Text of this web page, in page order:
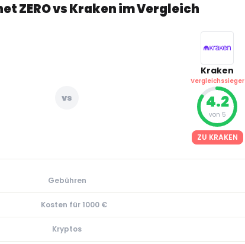
ZERO vs Kraken im Vergleich
vs
Kraken
Vergleichssieger
4.2
von 5
ZU KRAKEN
Gebühren
Kosten für 1000 €
Kryptos